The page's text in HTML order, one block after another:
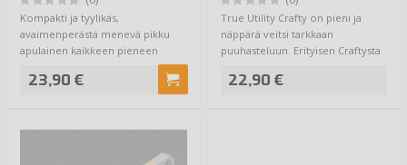
Kompakti ja tyylikäs,
avaimenperästä menevä pikku
apulainen kaikkeen pieneen
23,90 €
True Utility Crafty on pieni ja
näppärä veitsi tarkkaan
puuhasteluun. Erityisen Craftysta
22,90 €